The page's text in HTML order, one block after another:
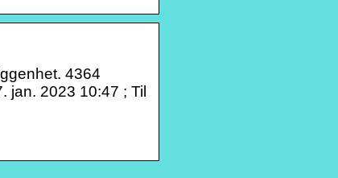
4364
jan. 2023 10:47 ; Til